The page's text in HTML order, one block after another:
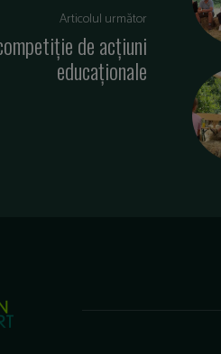
Articolul următor
de acțiuni
educaționale